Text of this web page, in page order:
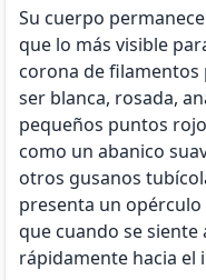
Su cuerpo
que lo más visible
corona de filamentos
ser blanca, rosada,
pequeños puntos
como un abanico
otros gusanos
presenta un
que cuando se
rápidamente hacia el